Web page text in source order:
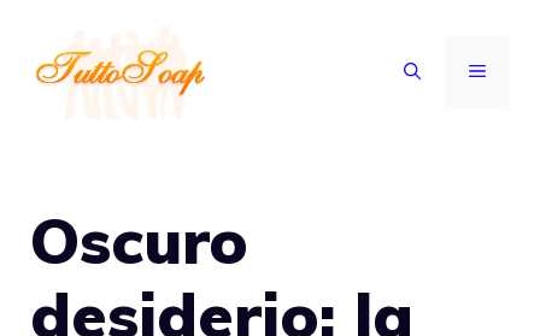
contenuto
MENU
Oscuro
desiderio: la